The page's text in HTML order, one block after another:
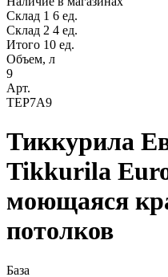
Склад 1 6 ед.
Склад 2 4 ед.
Итого 10 ед.
Объем, л
9
Арт.
TEP7A9
Тиккурила
Tikkurila
моющаяся
потолков
База